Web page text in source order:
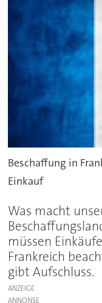
Beschaffung in
Einkauf
Was macht
müssen
Frankreich
gibt Aufschluss.
ANZEIGE